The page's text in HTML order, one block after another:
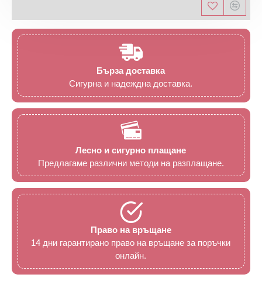
Бърза доставка
Сигурна и надеждна доставка.
Лесно и сигурно плащане
Предлагаме различни методи на разплащане.
Право на връщане
14 дни гарантирано право на връщане за поръчки
онлайн.